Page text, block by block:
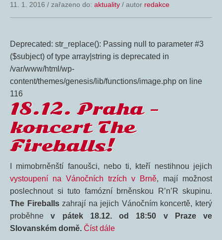
11. 1. 2016 / zařazeno do: aktuality / autor redakce
Deprecated: str_replace(): Passing null to parameter #3
($subject) of type array|string is deprecated in
/var/www/html/wp-
content/themes/genesis/lib/functions/image.php on line
116
18.12. Praha –
koncert The
Fireballs!
I mimobrněnští fanoušci, nebo ti, kteří nestihnou jejich
vystoupení na Vánočních trzích v Brně, mají možnost
poslechnout si tuto famózní brněnskou R’n’R skupinu.
The Fireballszahrají na jejich Vánočním koncertě, který
proběhnev pátek 18.12. od 18:50 v Praze ve
Slovanském domě. Číst dále